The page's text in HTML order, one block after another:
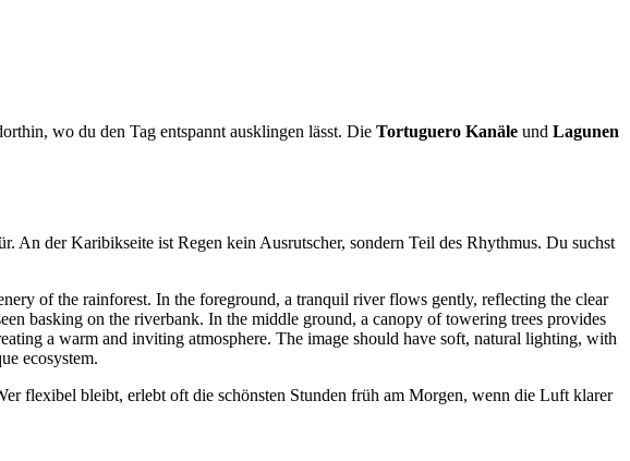
wo du den Tag entspannt ausklingen lässt. Die Tortuguero Kanäle und Lagunen
An der Karibikseite ist Regen kein Ausrutscher, sondern Teil des Rhythmus. Du suchst
flexibel bleibt, erlebt oft die schönsten Stunden früh am Morgen, wenn die Luft klarer